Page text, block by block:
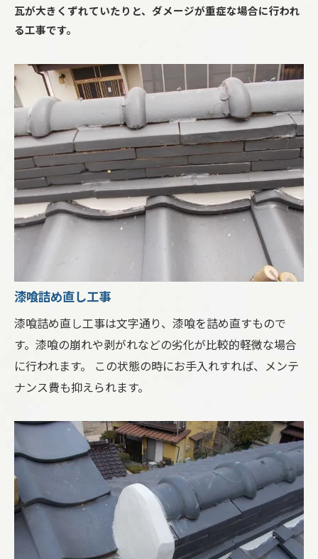
瓦が大きくずれていたりと、ダメージが重症な場合に行われ
る工事です。
漆喰詰め直し工事
漆喰詰め直し工事は文字通り、漆喰を詰め直すもので
す。漆喰の崩れや剥がれなどの劣化が比較的軽微な場合
に行われます。 この状態の時にお手入れすれば、メンテ
ナンス費も抑えられます。